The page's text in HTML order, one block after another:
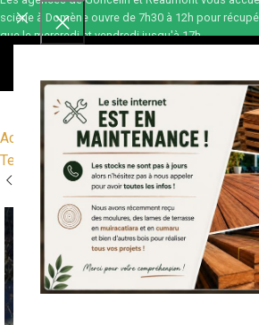
Accueil Terrasse bois Lames de
Terrasses bois résineux Striées
scierie à Domène ouvre de 7h30 à 12h pour
que le mercredi et vendredi jusqu'à 17h.